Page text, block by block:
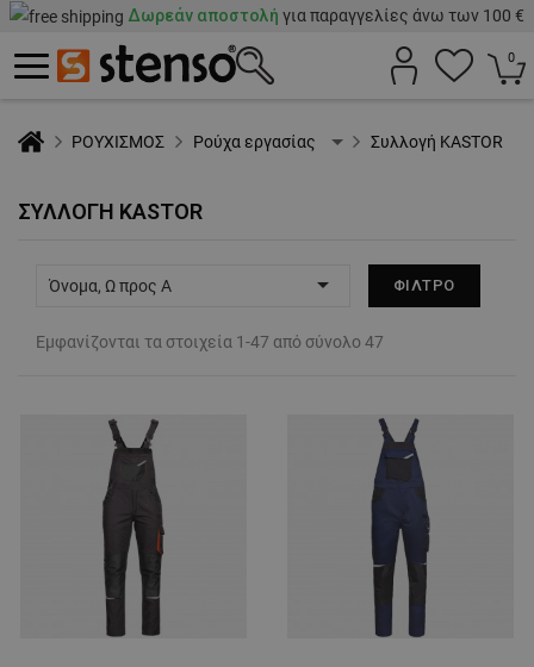
Δωρεάν αποστολή για παραγγελίες άνω των 100 €
0
ΡΟΥΧΙΣΜΟΣ Ρούχα εργασίας Συλλογή KASTOR
ΣΥΛΛΟΓΉ KASTOR
Όνομα, Ω προς Α  ΦΊΛΤΡΟ
Εμφανίζονται τα στοιχεία 1-47 από σύνολο 47